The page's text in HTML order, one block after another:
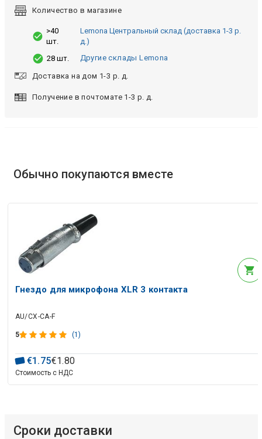
Количество в магазине
>40
шт.
Lemona Центральный склад (доставка 1-3 р.
д.)
28 шт.
Другие склады Lemona
Доставка на дом 1-3 р. д.
Получение в почтомате 1-3 р. д.
Обычно покупаются вместе
Гнездо для микрофона XLR 3 контакта
AU/CX-CA-F
5 (1)
€1 .75€1.80
Стоимость с НДС
Сроки доставки